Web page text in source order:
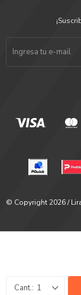
1
© Copyright 2026 /